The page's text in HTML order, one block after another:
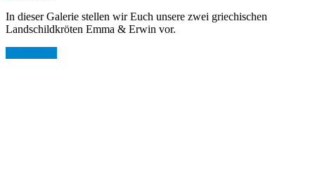
In dieser Galerie stellen wir Euch unsere zwei griechischen
Landschildkröten Emma & Erwin vor.